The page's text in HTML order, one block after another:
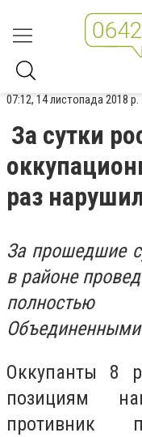
07:12, 14 листопада 2018 р.
За сутки
раз
За прошедшие
в районе
Оккупанты 8
позициям
противник